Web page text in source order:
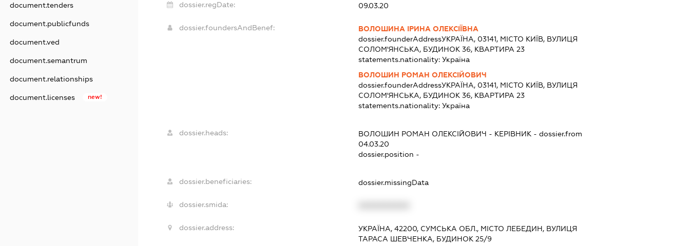
document.tenders
document.publicfunds
document.ved
document.semantrum
document.relationships
document.licenses new!
dossier.regDate: 09.03.20
dossier.foundersAndBenef:
ВОЛОШИНА ІРИНА ОЛЕКСІЇВНА
dossier.founderAddressУКРАЇНА, 03141, МІСТО КИЇВ, ВУЛИЦЯ
СОЛОМ'ЯНСЬКА, БУДИНОК 36, КВАРТИРА 23
statements.nationality: Україна
ВОЛОШИН РОМАН ОЛЕКСІЙОВИЧ
dossier.founderAddressУКРАЇНА, 03141, МІСТО КИЇВ, ВУЛИЦЯ
СОЛОМ'ЯНСЬКА, БУДИНОК 36, КВАРТИРА 23
statements.nationality: Україна
dossier.heads: ВОЛОШИН РОМАН ОЛЕКСІЙОВИЧ - КЕРІВНИК- dossier.from
04.03.20
dossier.position -
dossier.beneficiaries: dossier.missingData
dossier.smida:
dossier.address:
УКРАЇНА, 42200, СУМСЬКА ОБЛ., МІСТО ЛЕБЕДИН, ВУЛИЦЯ
ТАРАСА ШЕВЧЕНКА, БУДИНОК 25/9